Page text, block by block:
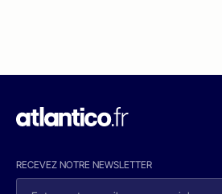
RECEVEZ NOTRE NEWSLETTER